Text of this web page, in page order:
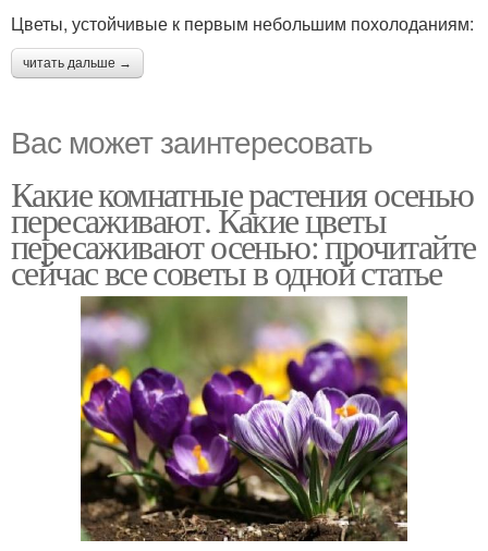
Цветы, устойчивые к первым небольшим похолоданиям:
читать дальше →
Вас может заинтересовать
Какие комнатные растения осенью
пересаживают. Какие цветы
пересаживают осенью: прочитайте
сейчас все советы в одной статье